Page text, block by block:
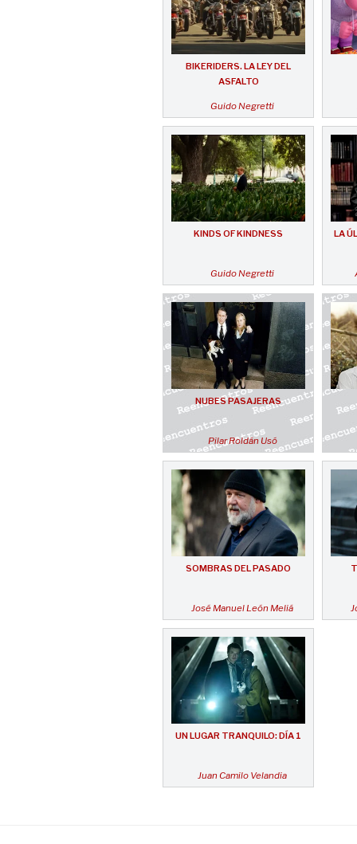
BIKERIDERS. LA LEY DEL
ASFALTO
Guido Negretti
KINDS OF KINDNESS
Guido Negretti
LA
NUBES PASAJERAS
Pilar Roldán Usó
SOMBRAS DEL PASADO
José Manuel León Meliá
UN LUGAR TRANQUILO: DÍA 1
Juan Camilo Velandia